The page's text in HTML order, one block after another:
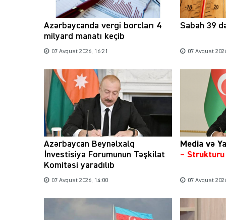
Azərbaycanda vergi borcları 4
milyard manatı keçib
07 Avqust 2026, 16:21
Sabah 39
07 Avqust
Azərbaycan Beynəlxalq
İnvestisiya Forumunun Təşkilat
Komitəsi yaradılıb
07 Avqust 2026, 14:00
Media və
– Strukturu
07 Avqust